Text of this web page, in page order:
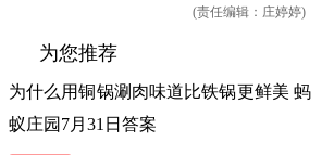
(责任编辑：庄婷婷)
为您推荐
为什么用铜锅涮肉味道比铁锅更鲜美 蚂
蚁庄园7月31日答案